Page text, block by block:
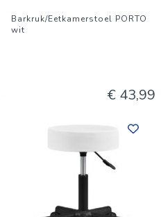
Barkruk/Eetkamerstoel PORTO
wit
€ 43,99